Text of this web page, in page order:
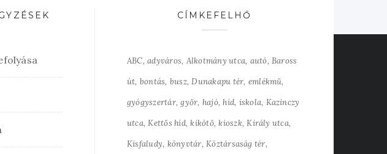
CÍMKEFELHŐ
ABC adyváros Alkotmány utca autó Baross
út bontás busz Dunakapu tér emlékmű
gyógyszertár győr hajó híd iskola Kazinczy
utca Kettős híd kikötő kioszk Király utca
Kisfaludy könyvtár Köztársaság tér